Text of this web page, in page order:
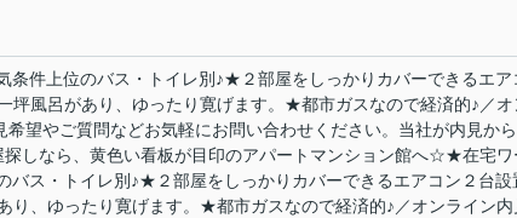
件上位のバス・トイレ別♪★２部屋をしっかりカバーできるエア
坪風呂があり、ゆったり寛げます。★都市ガスなので経済的♪／オ
望やご質問などお気軽にお問い合わせください。当社が内見か
探しなら、黄色い看板が目印のアパートマンション館へ☆★在宅ワ
バス・トイレ別♪★２部屋をしっかりカバーできるエアコン２台設
り、ゆったり寛げます。★都市ガスなので経済的♪／オンライン内